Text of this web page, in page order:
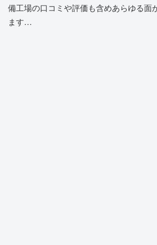
備工場の口コミや評価も含めあらゆる面
ます…